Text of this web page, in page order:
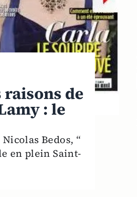
de
: le
Bedos, “
en plein Saint-